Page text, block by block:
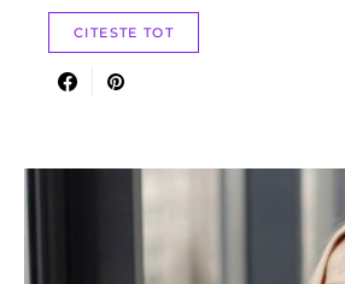
CITESTE TOT